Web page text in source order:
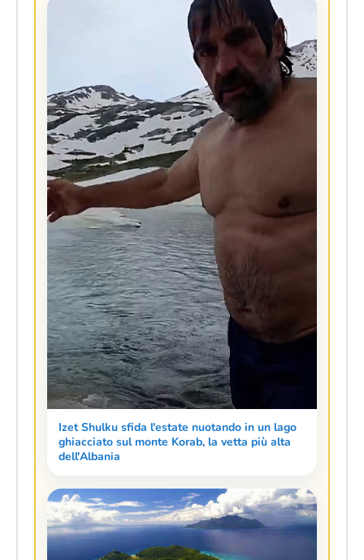
Izet Shulku sfida l'estate nuotando in un lago
ghiacciato sul monte Korab, la vetta più alta
dell'Albania